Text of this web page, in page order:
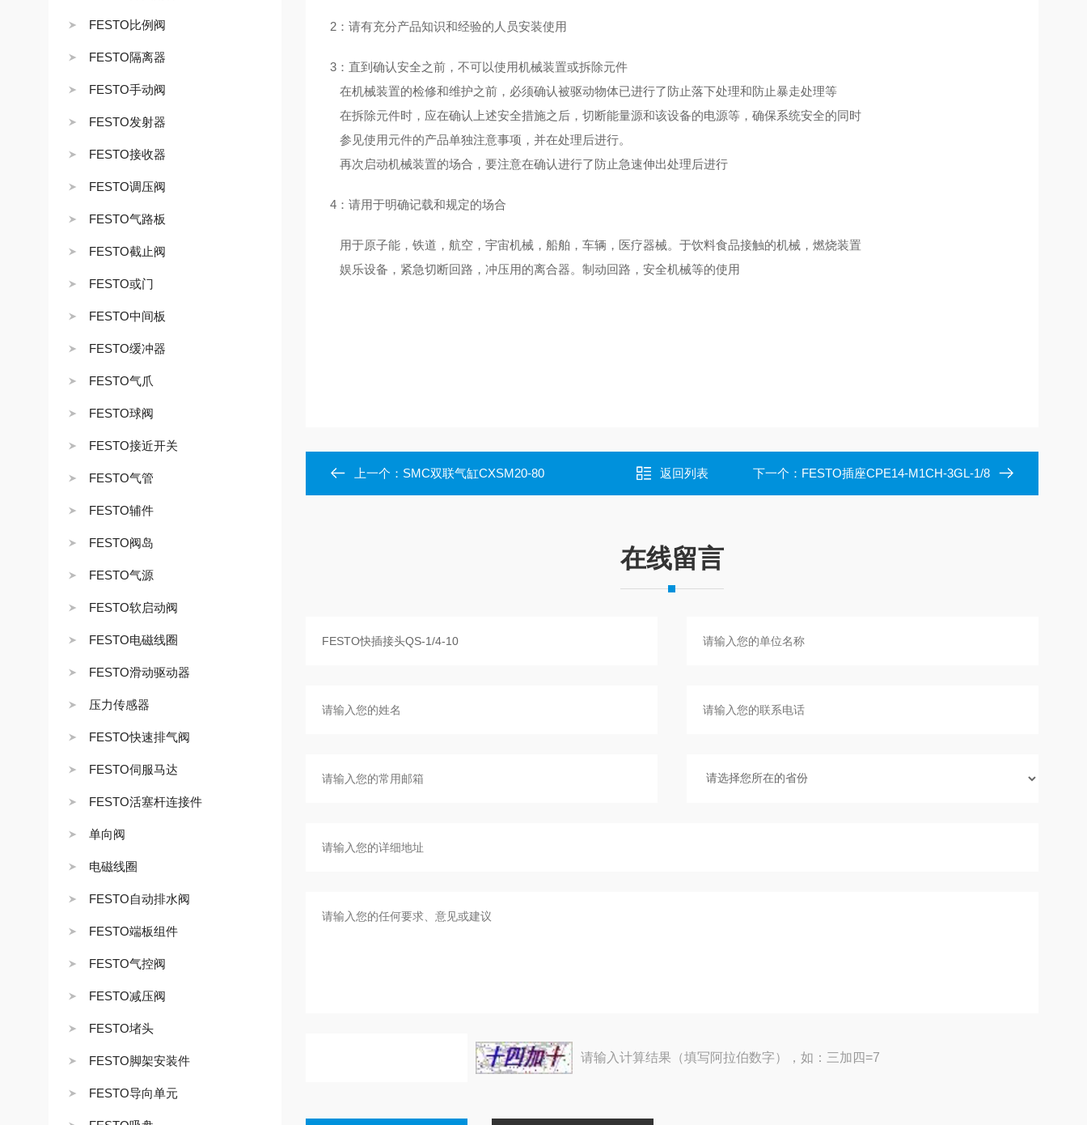
FESTO比例阀
FESTO隔离器
FESTO手动阀
FESTO发射器
FESTO接收器
FESTO调压阀
FESTO气路板
FESTO截止阀
FESTO或门
FESTO中间板
FESTO缓冲器
FESTO气爪
FESTO球阀
FESTO接近开关
FESTO气管
FESTO辅件
FESTO阀岛
FESTO气源
FESTO软启动阀
FESTO电磁线圈
FESTO滑动驱动器
压力传感器
FESTO快速排气阀
FESTO伺服马达
FESTO活塞杆连接件
单向阀
电磁线圈
FESTO自动排水阀
FESTO端板组件
FESTO气控阀
FESTO减压阀
FESTO堵头
FESTO脚架安装件
FESTO导向单元
2：请有充分产品知识和经验的人员安装使用
3：直到确认安全之前，不可以使用机械装置或拆除元件
在机械装置的检修和维护之前，必须确认被驱动物体已进行了防止落下处理和防止暴走处理等
在拆除元件时，应在确认上述安全措施之后，切断能量源和该设备的电源等，确保系统安全的同时
参见使用元件的产品单独注意事项，并在处理后进行。
再次启动机械装置的场合，要注意在确认进行了防止急速伸出处理后进行
4：请用于明确记载和规定的场合
用于原子能，铁道，航空，宇宙机械，船舶，车辆，医疗器械。于饮料食品接触的机械，燃烧装置
娱乐设备，紧急切断回路，冲压用的离合器。制动回路，安全机械等的使用
上一个： SMC双联气缸CXSM20-80 返回列表 下一个： FESTO插座CPE14-M1CH-3GL-1/8
在线留言
请输入计算结果（填写阿拉伯数字），如：三加四=7